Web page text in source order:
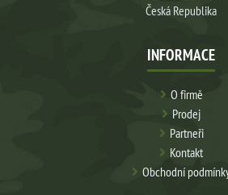
Česká Republika
INFORMACE
O firmě
Prodej
Partneři
Kontakt
Obchodní